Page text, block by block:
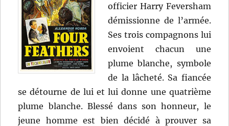
officier Harry Feversham
démissionne de l’armée.
Ses trois compagnons lui
envoient chacun une
plume blanche, symbole
de la lâcheté. Sa fiancée
se détourne de lui et lui donne une quatrième
plume blanche. Blessé dans son honneur, le
jeune homme est bien décidé à prouver sa